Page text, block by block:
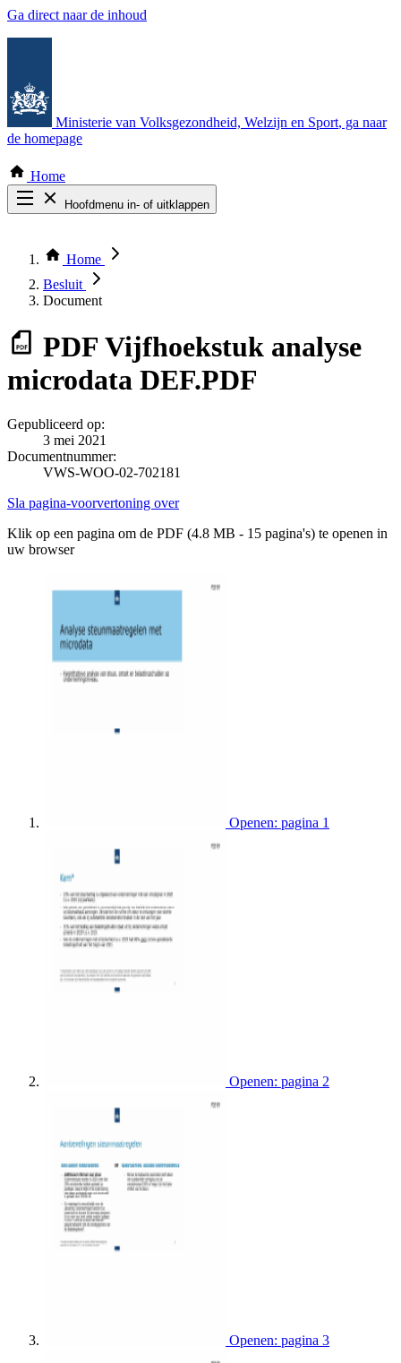
Ga direct naar de inhoud
Ministerie van Volksgezondheid, Welzijn en Sport, ga naar
de homepage
Home
Hoofdmenu in- of uitklappen
Thema COVID-19
Bekijk per bestuursorgaan
Home
Besluit
Document
PDF Vijfhoekstuk analyse
microdata DEF.PDF
Gepubliceerd op:
3 mei 2021
Documentnummer:
VWS-WOO-02-702181
Sla pagina-voorvertoning over
Klik op een pagina om de PDF (4.8 MB - 15 pagina's) te openen in
uw browser
Openen: pagina 1
Openen: pagina 2
Openen: pagina 3